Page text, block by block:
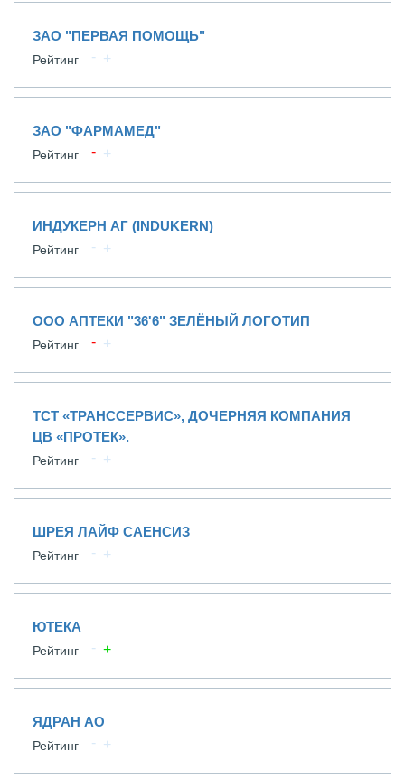
ЗАО "ПЕРВАЯ ПОМОЩЬ"
Рейтинг
ЗАО "ФАРМАМЕД"
Рейтинг
ИНДУКЕРН АГ (INDUKERN)
Рейтинг
ООО АПТЕКИ "36'6" ЗЕЛЁНЫЙ ЛОГОТИП
Рейтинг
ТСТ «ТРАНССЕРВИС», ДОЧЕРНЯЯ КОМПАНИЯ
ЦВ «ПРОТЕК».
Рейтинг
ШРЕЯ ЛАЙФ САЕНСИЗ
Рейтинг
ЮТЕКА
Рейтинг
ЯДРАН АО
Рейтинг